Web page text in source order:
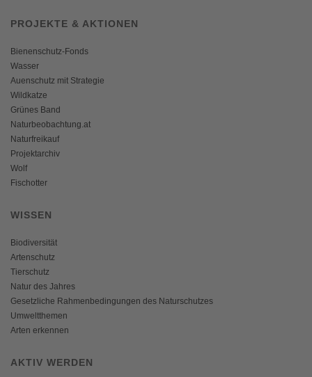
PROJEKTE & AKTIONEN
Bienenschutz-Fonds
Wasser
Auenschutz mit Strategie
Wildkatze
Grünes Band
Naturbeobachtung.at
Naturfreikauf
Projektarchiv
Wolf
Fischotter
WISSEN
Biodiversität
Artenschutz
Tierschutz
Natur des Jahres
Gesetzliche Rahmenbedingungen des Naturschutzes
Umweltthemen
Arten erkennen
AKTIV WERDEN